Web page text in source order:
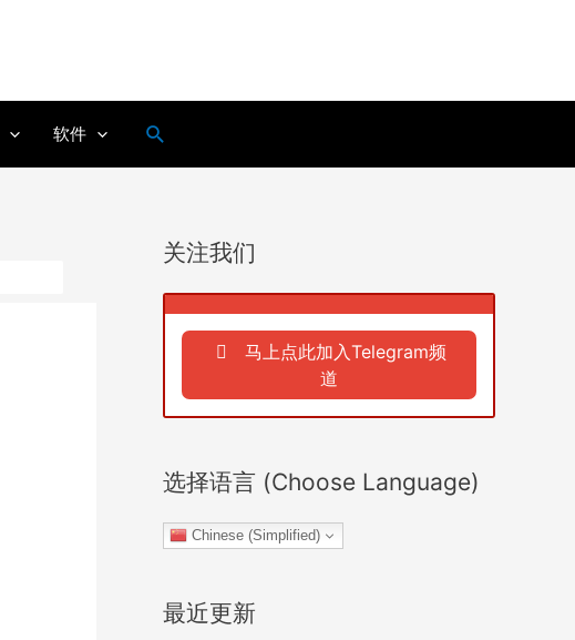
软件
搜
关注我们
马上点此加入Telegram频
道
选择语言 (Choose Language)
Chinese (Simplified)
最近更新